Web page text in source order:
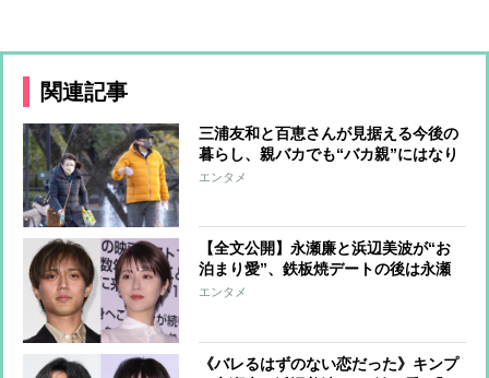
関連記事
三浦友和と百恵さんが見据える今後の
暮らし、親バカでも“バカ親”にはなり
たくない…息子たちに迷惑をかけず、
エンタメ
【全文公開】永瀬廉と浜辺美波が“お
泊まり愛”、鉄板焼デートの後は永瀬
のマンションへ 互いに束縛を嫌う絶
エンタメ
《バレるはずのない恋だった》キンプ